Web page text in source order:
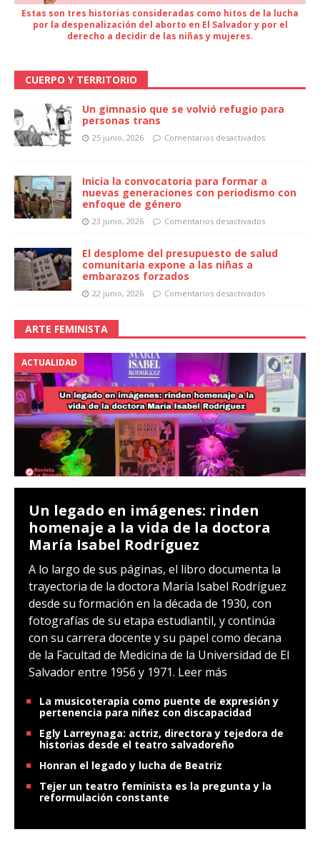
Estas son tres historias consideradas como hitos de la lucha
por la despenalización del aborto en El Salvador y por el
derecho a decidir de las niñas y mujeres.
CUERPO Y TERRITORIO
Un gimnasio que se volvió refugio para
personas trans
25 junio, 2026 Comentarios desactivados
Inicia la convocatoria para formar a
nuevas generaciones con periodismo con
enfoque de género
23 junio, 2026 Comentarios desactivados
El desplome del presupuesto de salud
comunitaria expone a las niñas a
embarazos forzados
22 junio, 2026 Comentarios desactivados
ARTE FEMINISTA
ACTUALIDAD
Un legado en imágenes: rinden
homenaje a la vida de la doctora
María Isabel Rodríguez
A lo largo de sus páginas, el libro documenta la
trayectoria de la doctora María Isabel Rodríguez
desde su formación en la década de 1930, con
fotografías de su etapa estudiantil, y continúa
con su carrera docente y su papel como decana
de la Facultad de Medicina de la Universidad de El
Salvador entre 1956 y 1971. Leer más
La musicoterapia como puente de expresión y
pertenencia para niñez con discapacidad
Egly Larreynaga: actriz, directora y tejedora de
historias desde el teatro salvadoreño
Honran el legado y lucha de Beatriz
Tejer un teatro feminista es la pregunta y la
reformulación constante